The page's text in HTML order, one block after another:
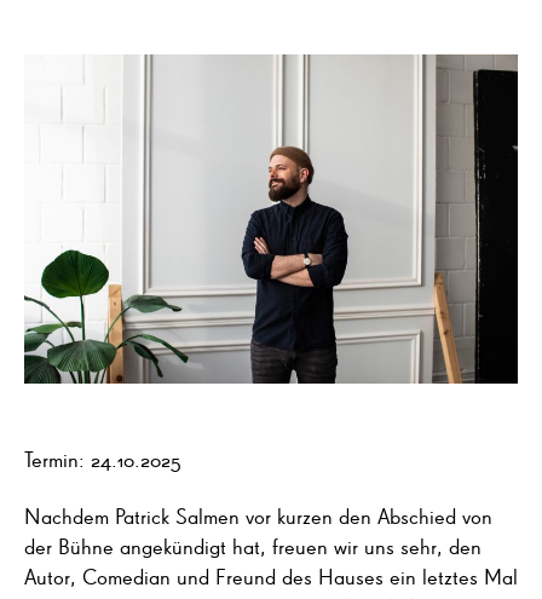
Termin: 24.10.2025
Nachdem Patrick Salmen vor kurzen den Abschied von
der Bühne angekündigt hat, freuen wir uns sehr, den
Autor, Comedian und Freund des Hauses ein letztes Mal